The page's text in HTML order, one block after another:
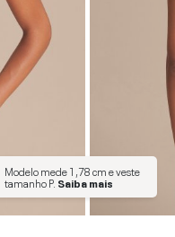
Modelo mede1,78 cme veste
tamanhoP. Saiba mais